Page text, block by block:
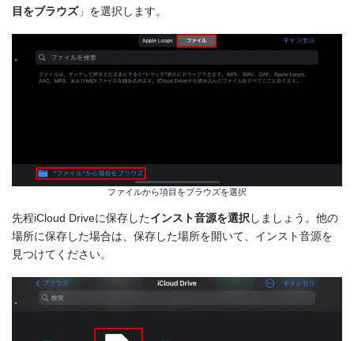
目をブラウズ」を選択します。
ファイルから項目をブラウズを選択
先程iCloud Driveに保存したインスト音源を選択 しましょう。他の
場所に保存した場合は、保存した場所を開いて、インスト音源を
見つけてください。